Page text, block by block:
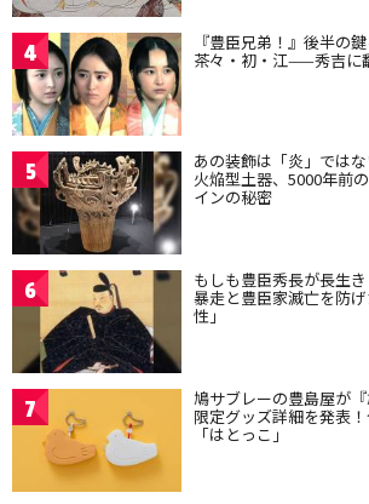
4 『豊臣兄弟！』後半の
茶々・初・江——秀吉に
5 あの装飾は「炎」では
火焔型土器、5000年前
インの秘密
6 もしも豊臣秀長が長生
暴走と豊臣家滅亡を防
性」
7 鳩サブレーの豊島屋が『
限定グッズ詳細を発表
「はとっこ」